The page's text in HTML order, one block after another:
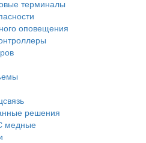
терминалы
оповещения
решения
медные